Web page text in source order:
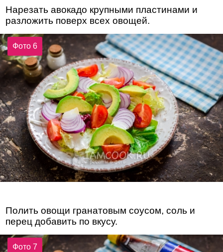
Нарезать авокадо крупными пластинами и
разложить поверх всех овощей.
Фото 6
Полить овощи гранатовым соусом, соль и
перец добавить по вкусу.
Фото 7